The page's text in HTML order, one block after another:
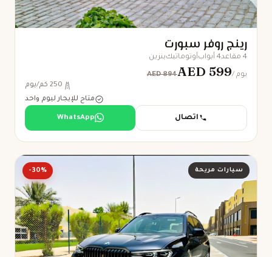
رينج روفر سبورت
4 مقاعد 4 أبواب أوتوماتيكبنزين
AED 894AED 599 / يوم
250 كم/يوم
متاح للإيجار ليوم واحد
اتصال WhatsApp
سيارات مريحة -30%